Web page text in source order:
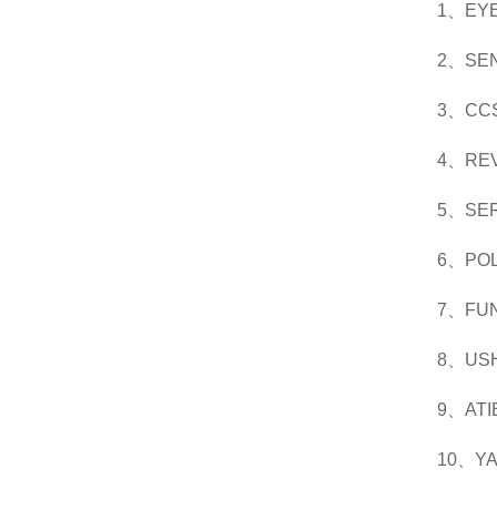
1、
2、
3、
4、
5、
6、
7、
8、
9、
10、